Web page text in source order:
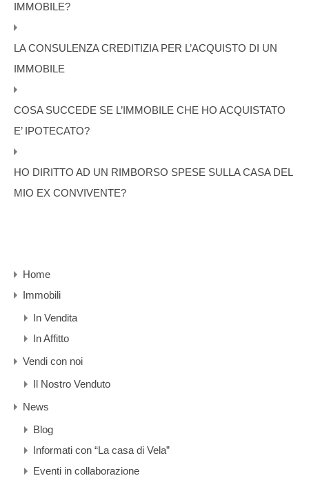
IMMOBILE?
LA CONSULENZA CREDITIZIA PER L’ACQUISTO DI UN
IMMOBILE
COSA SUCCEDE SE L’IMMOBILE CHE HO ACQUISTATO
E’ IPOTECATO?
HO DIRITTO AD UN RIMBORSO SPESE SULLA CASA DEL
MIO EX CONVIVENTE?
Home
Immobili
In Vendita
In Affitto
Vendi con noi
Il Nostro Venduto
News
Blog
Informati con “La casa di Vela”
Eventi in collaborazione